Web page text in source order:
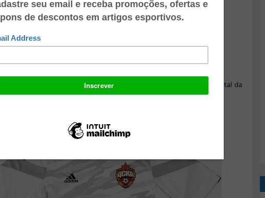
é branco com estampa camuflada em tons de cinza na parte frontal da
pretas nos ombros.